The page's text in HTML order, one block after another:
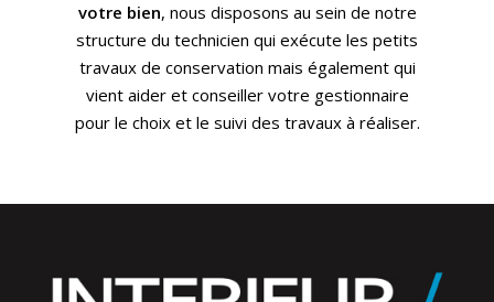
votre bien, nous disposons au sein de notre
structure du technicien qui exécute les petits
travaux de conservation mais également qui
vient aider et conseiller votre gestionnaire
pour le choix et le suivi des travaux à réaliser.